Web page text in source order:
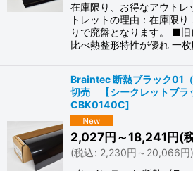
在庫限り、お得なアウトレ
トレットの理由：在庫限
りで廃盤となります。 ■
比べ熱整形特性が優れ 一
Braintec 断熱ブラック01
切売 【シークレットブラ
CBK0140C]
2,027円～18,241円(
(税込: 2,230円 ～20,066円)